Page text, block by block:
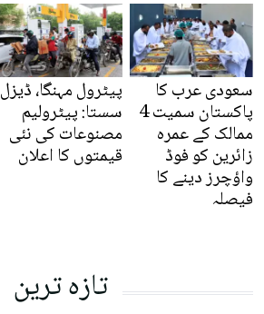
سعودی عرب کا
پاکستان سمیت 4
ممالک کے عمرہ
زائرین کو فوڈ
واؤچرز دینے کا
فیصلہ
پیٹرول مہنگا، ڈیزل
سستا: پیٹرولیم
مصنوعات کی نئی
قیمتوں کا اعلان
تازہ ترین